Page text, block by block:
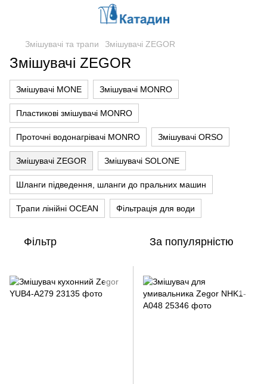
Змішувачі та трапи Змішувачі ZEGOR
Змішувачі ZEGOR
Змішувачі MONE Змішувачі MONRO
Пластикові змішувачі MONRO
Проточні водонагрівачі MONRO Змішувачі ORSO
Змішувачі ZEGOR Змішувачі SOLONE
Шланги підведення, шланги до пральних машин
Трапи лінійні OCEAN Фільтрація для води
Фільтр За популярністю